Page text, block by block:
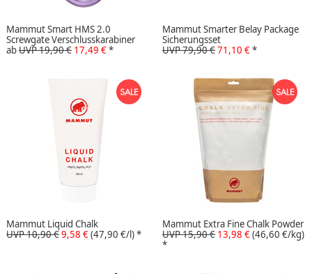
Mammut Smart HMS 2.0
Screwgate Verschlusskarabiner
abUVP 19,90 € 17,49 €*
Mammut Smarter Belay Package
Sicherungsset
UVP 79,90 €71,10 €*
Mammut Liquid Chalk
UVP 10,90 €9,58 €(47,90 €/l)*
Mammut Extra Fine Chalk Powder
UVP 15,90 € 13,98 €(46,60 €/kg)
*